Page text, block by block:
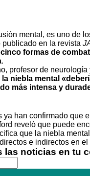
mental, es uno de
publicado en la revista
cinco formas de
.
profesor de
la niebla mental
más intensa y
ya han confirmado que
reveló que puede
que la niebla
e indirectos en el
las noticias en tu